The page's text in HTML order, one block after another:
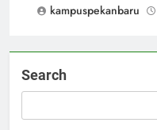
kampuspekanbaru
Search